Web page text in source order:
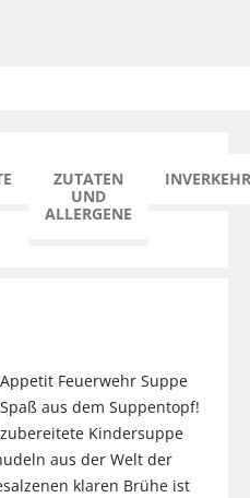
ZUTATEN
UND
ALLERGENE
Feuerwehr Suppe
aus dem Suppentopf!
Kindersuppe
aus der Welt der
klaren Brühe ist